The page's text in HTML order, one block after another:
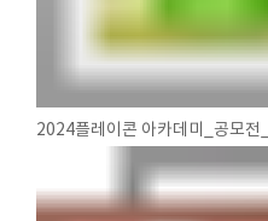
2024플레이콘 아카데미_공모